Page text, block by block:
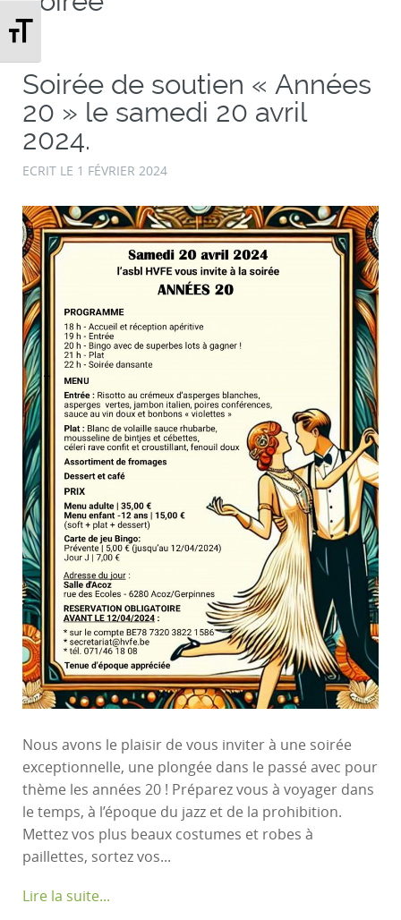
Changer la taille de la police
Soirée de soutien « Années
20 » le samedi 20 avril
2024.
ECRIT LE 1 FÉVRIER 2024
Nous avons le plaisir de vous inviter à une soirée
exceptionnelle, une plongée dans le passé avec pour
thème les années 20 ! Préparez vous à voyager dans
le temps, à l’époque du jazz et de la prohibition.
Mettez vos plus beaux costumes et robes à
paillettes, sortez vos...
Lire la suite...